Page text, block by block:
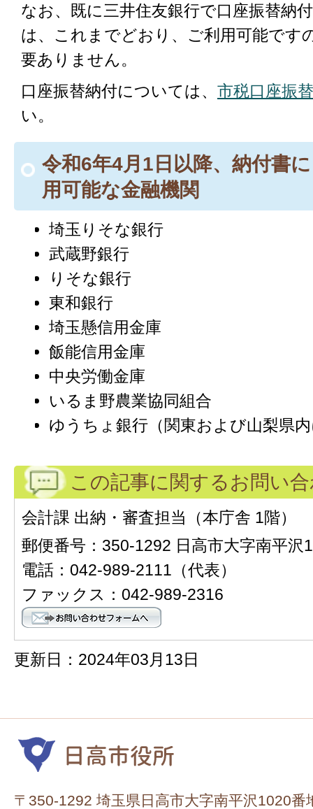
なお、既に三井住友銀行で口座振替納
は、これまでどおり、ご利用可能です
要ありません。
口座振替納付については、 市税口座振替
い。
令和6年4月1日以降、納付書
用可能な金融機関
埼玉りそな銀行
武蔵野銀行
りそな銀行
東和銀行
埼玉懸信用金庫
飯能信用金庫
中央労働金庫
いるま野農業協同組合
ゆうちょ銀行（関東および山梨県
この記事に関するお問い
会計課 出納・審査担当（本庁舎 1階）
郵便番号：350-1292 日高市大字南平沢
電話：042-989-2111（代表）
ファックス：042-989-2316
更新日：2024年03月13日
〒350-1292 埼玉県日高市大字南平沢1020番